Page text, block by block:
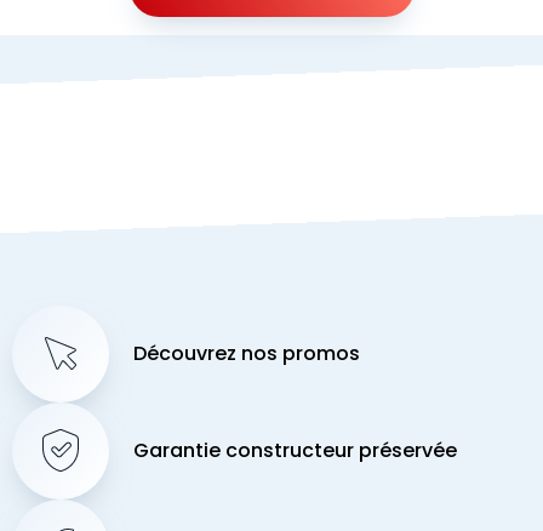
Découvrez nos promos
Garantie constructeur préservée